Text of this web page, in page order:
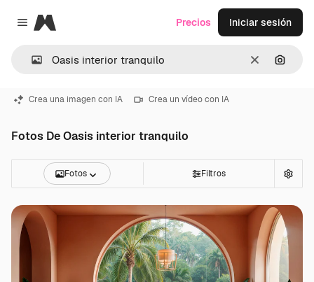
Close menu
Magnific
Borrar
Precios Iniciar sesión
Crea una imagen con IA Crea un vídeo con IA
Fotos De Oasis interior tranquilo
Fotos Filtros